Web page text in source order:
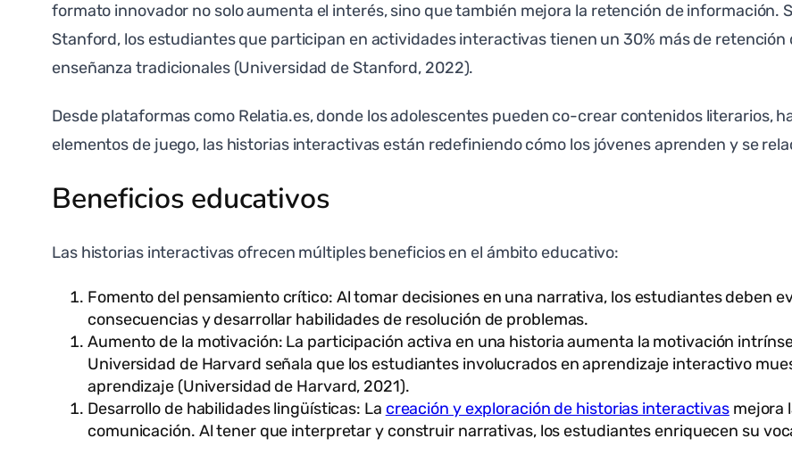
formato innovador no solo aumenta el interés, sino que también mejora la retención de información.
Stanford, los estudiantes que participan en actividades interactivas tienen un 30% más de
enseñanza tradicionales (Universidad de Stanford, 2022).
Desde plataformas como Relatia.es, donde los adolescentes pueden co-crear contenidos literarios,
elementos de juego, las historias interactivas están redefiniendo cómo los jóvenes aprenden y se
Beneficios educativos
Las historias interactivas ofrecen múltiples beneficios en el ámbito educativo:
Fomento del pensamiento crítico: Al tomar decisiones en una narrativa, los estudiantes deben
consecuencias y desarrollar habilidades de resolución de problemas.
Aumento de la motivación: La participación activa en una historia aumenta la motivación
Universidad de Harvard señala que los estudiantes involucrados en aprendizaje interactivo
aprendizaje (Universidad de Harvard, 2021).
Desarrollo de habilidades lingüísticas: La creación y exploración de historias interactivasmejora
comunicación. Al tener que interpretar y construir narrativas, los estudiantes enriquecen su